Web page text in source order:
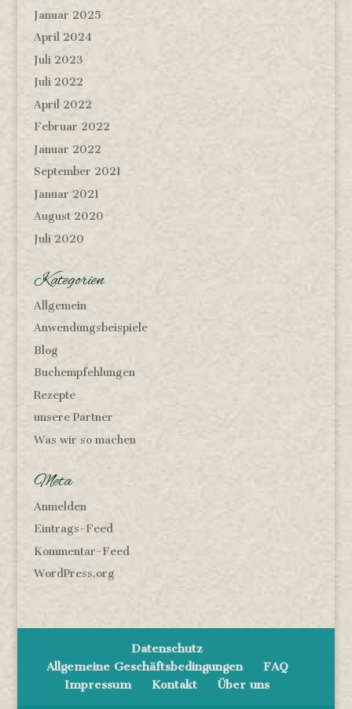
Januar 2025
April 2024
Juli 2023
Juli 2022
April 2022
Februar 2022
Januar 2022
September 2021
Januar 2021
August 2020
Juli 2020
Kategorien
Allgemein
Anwendungsbeispiele
Blog
Buchempfehlungen
Rezepte
unsere Partner
Was wir so machen
Meta
Anmelden
Eintrags-Feed
Kommentar-Feed
WordPress.org
Datenschutz
Allgemeine Geschäftsbedingungen
FAQ
Impressum
Kontakt Über uns